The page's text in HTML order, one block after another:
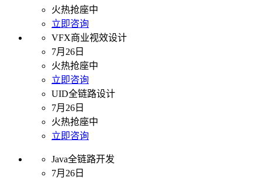
火热抢座中
立即咨询
VFX商业视效设计
7月26日
火热抢座中
立即咨询
UID全链路设计
7月26日
火热抢座中
立即咨询
Java全链路开发
7月26日